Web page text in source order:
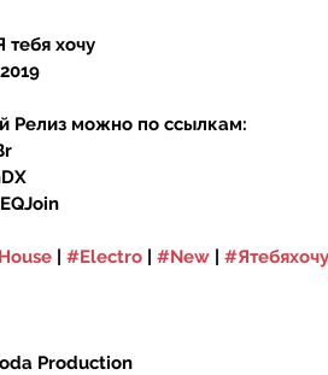
тебя хочу
Релиз можно по ссылкам:
#Electro #New
#Ятебяхочу
Production